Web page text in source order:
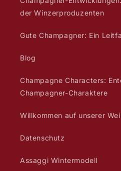
der Winzerproduzenten
Gute Champagner: Ein
Blog
Champagne Characters:
Champagner-Charaktere
Willkommen auf unserer
Datenschutz
Assaggi Wintermodell